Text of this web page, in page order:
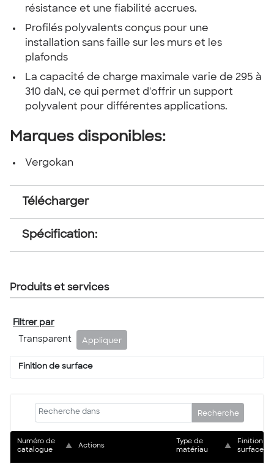
résistance et une fiabilité accrues.
Profilés polyvalents conçus pour une
installation sans faille sur les murs et les
plafonds
La capacité de charge maximale varie de 295 à
310 daN, ce qui permet d'offrir un support
polyvalent pour différentes applications.
Marques disponibles:
Vergokan
Télécharger
Spécification:
Produits et services
Filtrer par
Transparent
Appliquer
Finition de surface
Recherche
Numéro de
catalogue
▲ Actions
Type de
matériau
▲
Finition de
surface